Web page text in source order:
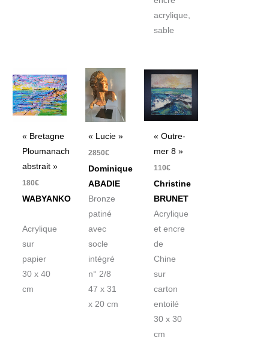
acrylique,
sable
« Bretagne
Ploumanach
abstrait »
180€
WABYANKO
Acrylique
sur
papier
30 x 40
cm
« Lucie »
2850€
Dominique
ABADIE
Bronze
patiné
avec
socle
intégré
n° 2/8
47 x 31
x 20 cm
« Outre-
mer 8 »
110€
Christine
BRUNET
Acrylique
et encre
de
Chine
sur
carton
entoilé
30 x 30
cm